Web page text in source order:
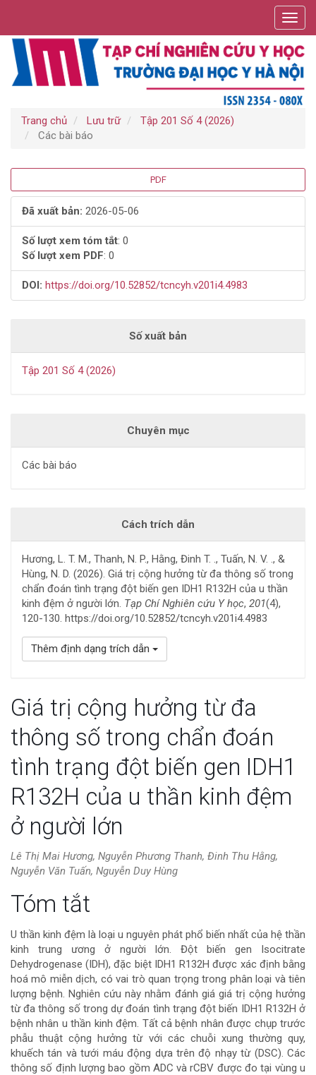
chính
Nội
dung
chính
Trang chủ Lưu trữ
Tập 201 Số 4 (2026)
Các bài báo
Thanh
bên
bài
viết
PDF
Đã xuất bản: 2026-05-06
Số lượt xem tóm tắt: 0
Số lượt xem PDF: 0
DOI: https://doi.org/10.52852/tcncyh.v201i4.4983
Số xuất bản
Tập 201 Số 4 (2026)
Chuyên mục
Các bài báo
Cách trích dẫn
Hương, L. T. M., Thanh, N. P., Hằng, Đinh T. ., Tuấn, N. V. ., &
Hùng, N. D. (2026). Giá trị cộng hưởng từ đa thông số trong
chẩn đoán tình trạng đột biến gen IDH1 R132H của u thần
kinh đệm ở người lớn. Tạp Chí Nghiên cứu Y học, 201(4),
120-130. https://doi.org/10.52852/tcncyh.v201i4.4983
Thêm định dạng trích dẫn
Giá trị cộng hưởng từ đa
thông số trong chẩn đoán
tình trạng đột biến gen IDH1
R132H của u thần kinh đệm
ở người lớn
Lê Thị Mai Hương, Nguyễn Phương Thanh, Đinh Thu Hằng,
Nguyễn Văn Tuấn, Nguyễn Duy Hùng
Nội
dung
chính
của
bài
viết
Tóm tắt
U thần kinh đệm là loại u nguyên phát phổ biến nhất của hệ thần
kinh trung ương ở người lớn. Đột biến gen Isocitrate
Dehydrogenase (IDH), đặc biệt IDH1 R132H được xác định bằng
hoá mô miễn dịch, có vai trò quan trọng trong phân loại và tiên
lượng bệnh. Nghiên cứu này nhằm đánh giá giá trị cộng hưởng
từ đa thông số trong dự đoán tình trạng đột biến IDH1 R132H ở
bệnh nhân u thần kinh đệm. Tất cả bệnh nhân được chụp trước
phẫu thuật cộng hưởng từ với các chuỗi xung thường quy,
khuếch tán và tưới máu động dựa trên độ nhạy từ (DSC). Các
thông số định lượng bao gồm ADC và rCBV được đo tại vùng u